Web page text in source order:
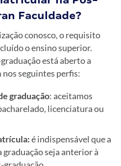
Faculdade?
conosco, o requisito
o ensino superior.
está aberto a
seguintes perfis:
graduação: aceitamos
licenciatura ou
é indispensável que a
graduação seja anterior à